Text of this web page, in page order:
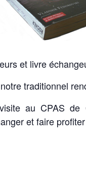
et livre
traditionnel
au CPAS de
et faire